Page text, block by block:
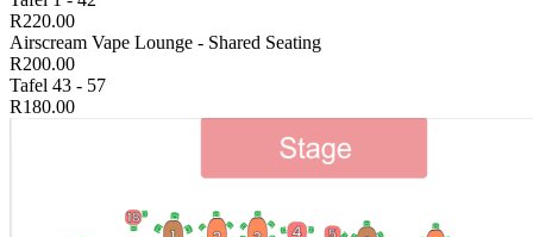
R220.00
Airscream Vape Lounge - Shared Seating
R200.00
Tafel 43 - 57
R180.00